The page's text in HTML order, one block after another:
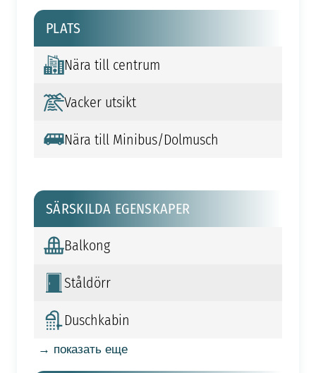
PLATS
Nära till centrum
Vacker utsikt
Nära till Minibus/Dolmusch
SÄRSKILDA EGENSKAPER
Balkong
Ståldörr
Duschkabin
→ показать еще